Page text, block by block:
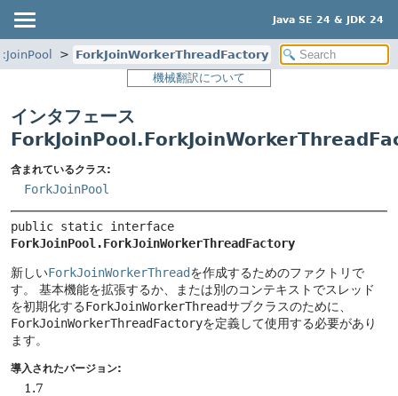
Java SE 24 & JDK 24
ForkJoinWorkerThreadFactory
機械翻訳について
インタフェース
含まれているクラス:
ForkJoinPool
ForkJoinPool.ForkJoinWorkerThreadFactory
新しいForkJoinWorkerThreadを作成するためのファクトリで
す。
基本機能を拡張するか、または別のコンテキストでスレッド
を初期化するForkJoinWorkerThreadサブクラスのために、
ForkJoinWorkerThreadFactoryを定義して使用する必要があり
ます。
導入されたバージョン:
1.7